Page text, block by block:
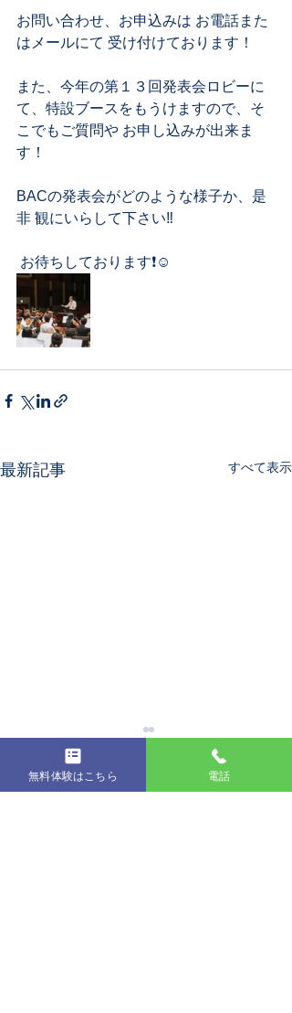
お問い合わせ、お申込みは お電話また
はメールにて 受け付けております！
また、今年の第１３回発表会ロビーに
て、特設ブースをもうけますので、そ
こでもご質問や お申し込みが出来ま
す！
BACの発表会がどのような様子か、是
非 観にいらして下さい‼︎
お待ちしております❗️☺️
最新記事 すべて表示
無料体験はこちら 電話